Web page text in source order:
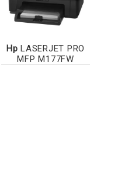
Hp LASERJET PRO
MFP M177FW